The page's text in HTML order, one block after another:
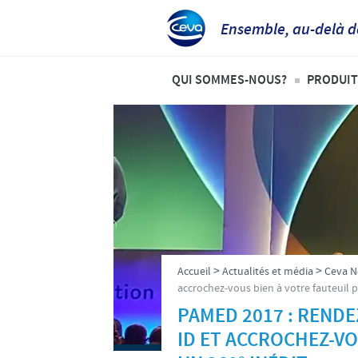
Ensemble, au-delà
QUI SOMMES-NOUS?
Aperçu de la société
Ceva dans le monde
Ceva Santé Animale Tunisie
Production
Recherche et développement
Nos valeurs
Notre mission
Notre histoire
Accueil >Actualités et média>Ceva
accrochez-vous bien à votre fauteuil
PAMED 2017 :
ID ET ACCROCHEZ-